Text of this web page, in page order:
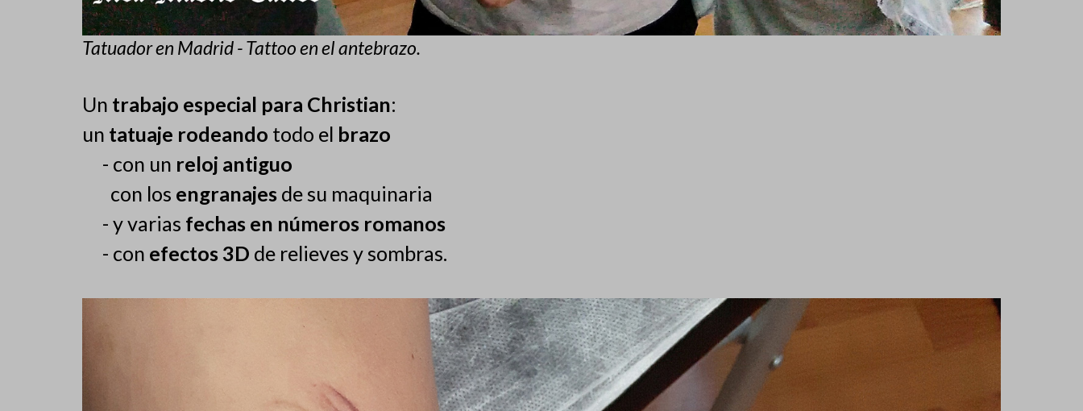
Tatuador en Madrid - Tattoo en el antebrazo.
Un trabajo especial para Christian:
un tatuaje rodeando todo el brazo
- con un reloj antiguo
con los engranajes de su maquinaria
- y varias fechas en números romanos
- con efectos 3D de relieves y sombras.